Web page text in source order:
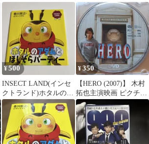
冊セット ドラマ化作品
ロボット アニメ 実写
¥500
INSECT LAND(インセ
クトランド)ホタルのア
ダムとほしぞらパーテ
ィー
¥350
【HERO (2007)】 木村
拓也主演映画 ピクチャ
ーディスク